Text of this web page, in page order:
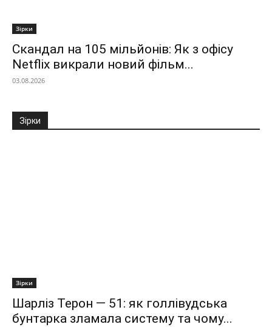
Зірки
Скандал на 105 мільйонів: Як з офісу
Netflix викрали новий фільм...
03.08.2026
Зірки
Зірки
Шарліз Терон — 51: як голлівудська
бунтарка зламала систему та чому...